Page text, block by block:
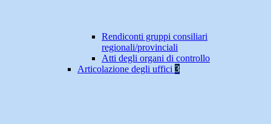
Rendiconti gruppi consiliari
regionali/provinciali
Atti degli organi di controllo
Articolazione degli uffici 3